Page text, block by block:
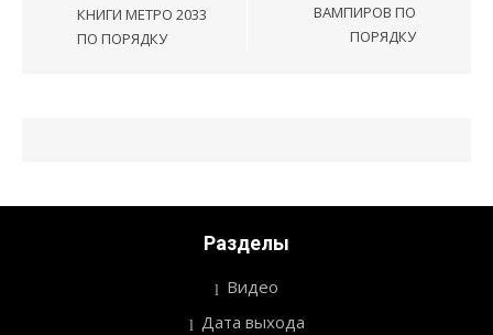
записям
КНИГИ МЕТРО 2033
ПО ПОРЯДКУ
ВАМПИРОВ ПО
ПОРЯДКУ
Разделы
Видео
Дата выхода